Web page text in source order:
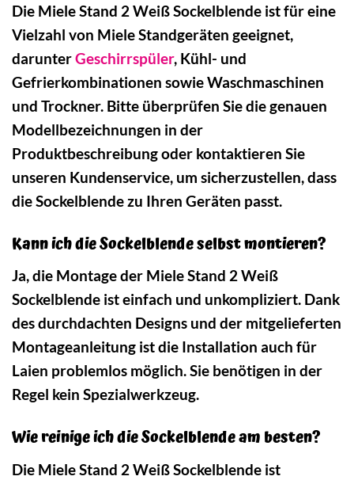
Die Miele Stand 2 Weiß Sockelblende ist für eine
Vielzahl von Miele Standgeräten geeignet,
darunterGeschirrspüler, Kühl- und
Gefrierkombinationen sowie Waschmaschinen
und Trockner. Bitte überprüfen Sie die genauen
Modellbezeichnungen in der
Produktbeschreibung oder kontaktieren Sie
unseren Kundenservice, um sicherzustellen, dass
die Sockelblende zu Ihren Geräten passt.
Kann ich die Sockelblende selbst montieren?
Ja, die Montage der Miele Stand 2 Weiß
Sockelblende ist einfach und unkompliziert. Dank
des durchdachten Designs und der mitgelieferten
Montageanleitung ist die Installation auch für
Laien problemlos möglich. Sie benötigen in der
Regel kein Spezialwerkzeug.
Wie reinige ich die Sockelblende am besten?
Die Miele Stand 2 Weiß Sockelblende ist